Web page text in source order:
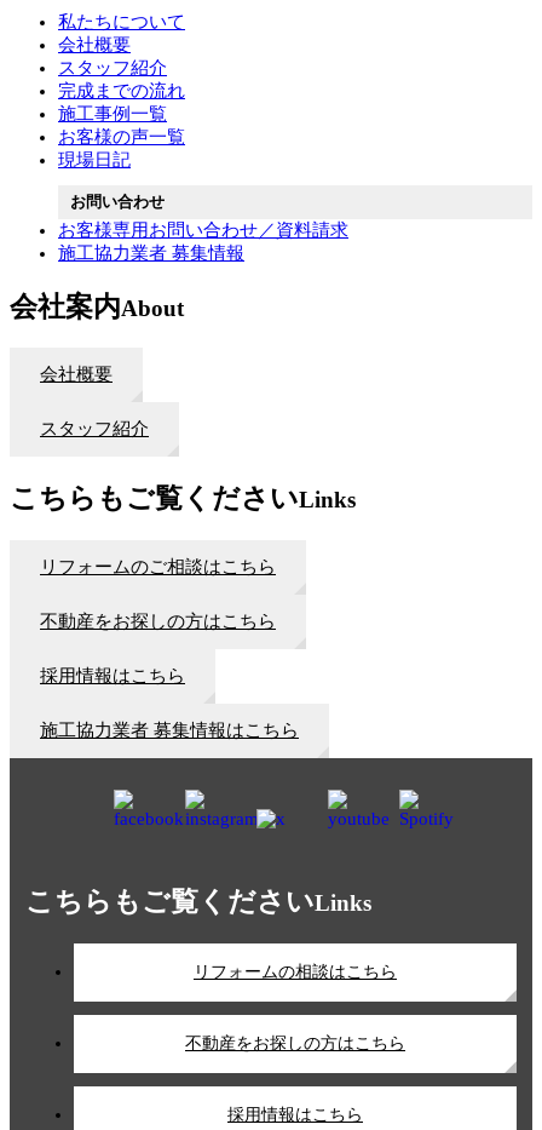
私たちについて
会社概要
スタッフ紹介
完成までの流れ
施工事例一覧
お客様の声一覧
現場日記
お問い合わせ
お客様専用お問い合わせ／資料請求
施工協力業者 募集情報
会社案内About
会社概要
スタッフ紹介
こちらもご覧くださいLinks
リフォームのご相談はこちら
不動産をお探しの方はこちら
採用情報はこちら
施工協力業者 募集情報はこちら
こちらもご覧くださいLinks
リフォームの相談はこちら
不動産をお探しの方はこちら
採用情報はこちら